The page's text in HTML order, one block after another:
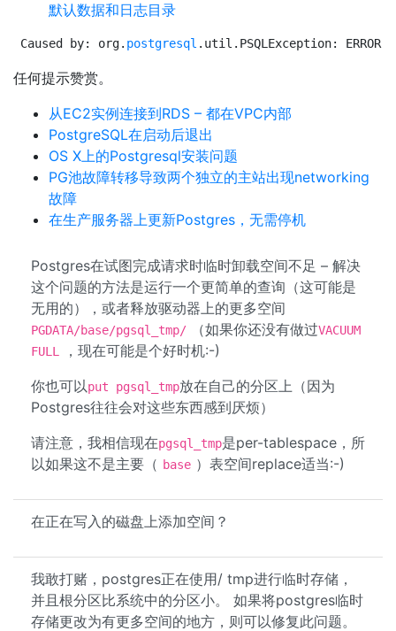
默认数据和日志目录
Caused by: org. postgresql .util.PSQLException:
任何提示赞赏。
从EC2实例连接到RDS – 都在VPC内部
PostgreSQL在启动后退出
OS X上的Postgresql安装问题
PG池故障转移导致两个独立的主站出现networking
故障
在生产服务器上更新Postgres，无需停机
Postgres在试图完成请求时临时卸载空间不足 – 解决
这个问题的方法是运行一个更简单的查询（这可能是
无用的），或者释放驱动器上的更多空间
PGDATA/base/pgsql_tmp/ （如果你还没有做过VACUUM
FULL
，现在可能是个好时机:-)
你也可以put pgsql_tmp放在自己的分区上（因为
Postgres往往会对这些东西感到厌烦）
请注意，我相信现在pgsql_tmp是per-tablespace，所
以如果这不是主要（ base ）表空间replace适当:-)
在正在写入的磁盘上添加空间？
我敢打赌，postgres正在使用/ tmp进行临时存储，
并且根分区比系统中的分区小。 如果将postgres临时
存储更改为有更多空间的地方，则可以修复此问题。